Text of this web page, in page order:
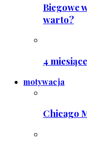
Biegowe
warto?
4
motywacja
Chicago